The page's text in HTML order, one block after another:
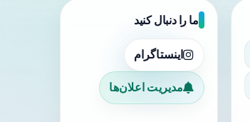
ما را دنبال کنید
اینستاگرام
مدیریت اعلان‌ها